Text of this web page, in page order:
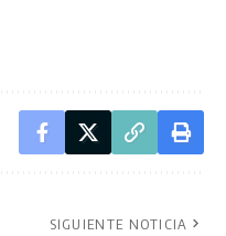
SIGUIENTE NOTICIA